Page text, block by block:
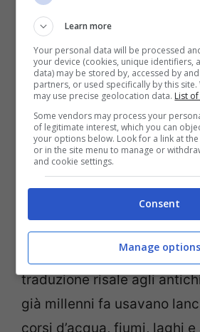
Secondo gli storici l’origine
traduzione risale agli
già millenni fa usavano
corsi d’acqua, fiumi, laghi
Learn more
Your personal data will be processed
your device (cookies, unique identifiers,
data) may be stored by, accessed by
partners, or used specifically by this
may use precise geolocation data. List
Some vendors may process your
of legitimate interest, which you can
your options below. Look for a link at
or in the site menu to manage or
and cookie settings.
Consent
Manage options